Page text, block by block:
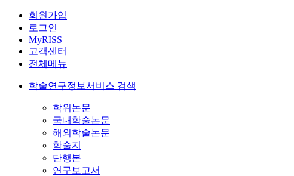
회원가입
로그인
MyRISS
고객센터
전체메뉴
학술연구정보서비스 검색
학위논문
국내학술논문
해외학술논문
학술지
단행본
연구보고서